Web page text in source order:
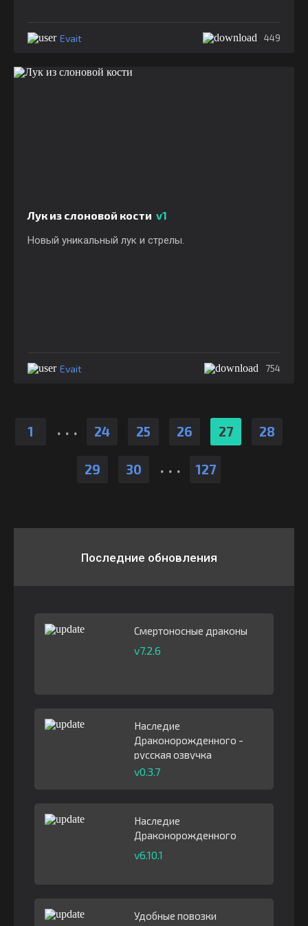
Evait 449
Лук из слоновой кости v1
Новый уникальный лук и стрелы.
Evait 754
1 . . . 24 25 26 27 28
29 30 . . . 127
Последние обновления
Смертоносные драконы
v7.2.6
Наследие
Драконорожденного -
русская озвучка
v0.3.7
Наследие
Драконорожденного
v6.10.1
Удобные повозки